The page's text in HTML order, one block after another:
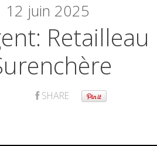
12 juin 2025
Retailleau
SHARE